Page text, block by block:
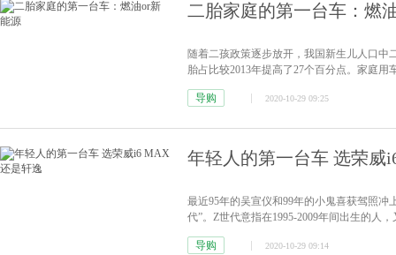
二胎家庭的第一台车：燃
随着二孩政策逐步放开，我国新生儿人口中
胎占比较2013年提高了27个百分点。家庭
导购
2020-10-29 09:25
年轻人的第一台车 选荣威
最近95年的吴宣仪和99年的小鬼喜获驾照
代”。Z世代意指在1995-2009年间出生的人
导购
2020-10-29 09:14